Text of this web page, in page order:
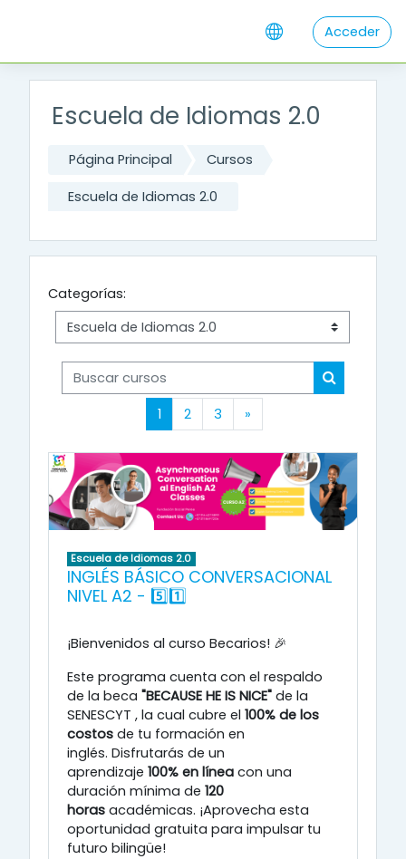
Acceder
Escuela de Idiomas 2.0
Página Principal Cursos
Escuela de Idiomas 2.0
Categorías:
Buscar cursos
Buscar
1(actual)
2 3 »
Escuela de Idiomas 2.0
INGLÉS BÁSICO CONVERSACIONAL
NIVEL A2 - 5️⃣1️⃣
¡Bienvenidos al curso Becarios! 🎉
Este programa cuenta con el respaldo
de la beca "BECAUSE HE IS NICE" de la
SENESCYT , la cual cubre el 100% de los
costos de tu formación en
inglés. Disfrutarás de un
aprendizaje 100% en línea con una
duración mínima de 120
horas académicas. ¡Aprovecha esta
oportunidad gratuita para impulsar tu
futuro bilingüe!